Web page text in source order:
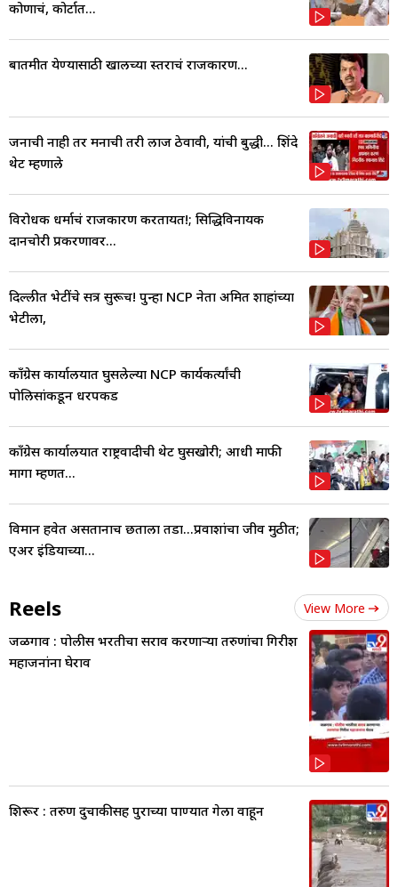
कोणाचं, कोर्टात...
बातमीत येण्यासाठी खालच्या स्तराचं राजकारण...
जनाची नाही तर मनाची तरी लाज ठेवावी, यांची बुद्धी... शिंदे
थेट म्हणाले
विरोधक धर्माचं राजकारण करतायत!; सिद्धिविनायक
दानचोरी प्रकरणावर...
दिल्लीत भेटींचे सत्र सुरूच! पुन्हा NCP नेता अमित शाहांच्या
भेटीला,
काँग्रेस कार्यालयात घुसलेल्या NCP कार्यकर्त्यांची
पोलिसांकडून धरपकड
काँग्रेस कार्यालयात राष्ट्रवादीची थेट घुसखोरी; आधी माफी
मागा म्हणत...
विमान हवेत असतानाच छताला तडा...प्रवाशांचा जीव मुठीत;
एअर इंडियाच्या...
Reels View More
जळगाव : पोलीस भरतीचा सराव करणाऱ्या तरुणांचा गिरीश
महाजनांना घेराव
शिरूर : तरुण दुचाकीसह पुराच्या पाण्यात गेला वाहून